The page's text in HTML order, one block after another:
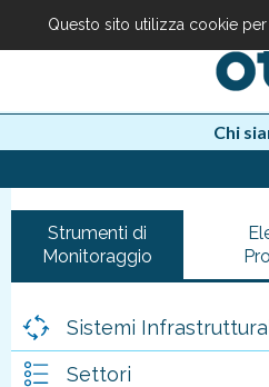
Chi
Strumenti di
Monitoraggio
Sistemi
Settori
Questo sito utilizza cookie